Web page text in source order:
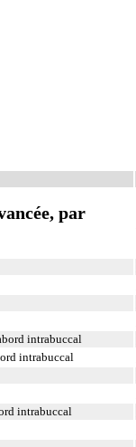
par
intrabuccal
intrabuccal
intrabuccal